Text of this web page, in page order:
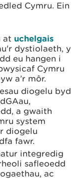
Cymru. Ein
at uchelgais
dystiolaeth, y
eu hangen i
Cymru
a’r môr.
diogelu byd
a gwaith
system
diogelu
fawr.
integredig
safleoedd
ac